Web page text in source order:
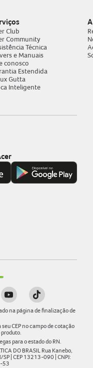
Club
Community
Técnica
e Manuais
conosco
Estendida
Gutta
Inteligente
na página de finalização de
CEP no campo de cotação
para o estado do RN.
DO BRASIL Rua Kanebo,
| CEP 13213-090 | CNPJ:
53